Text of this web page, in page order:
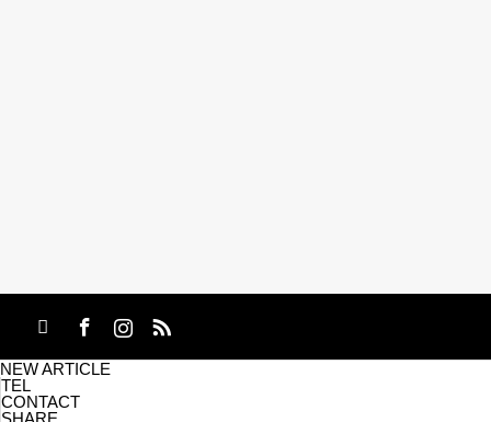
NEW ARTICLE
TEL
CONTACT
SHARE